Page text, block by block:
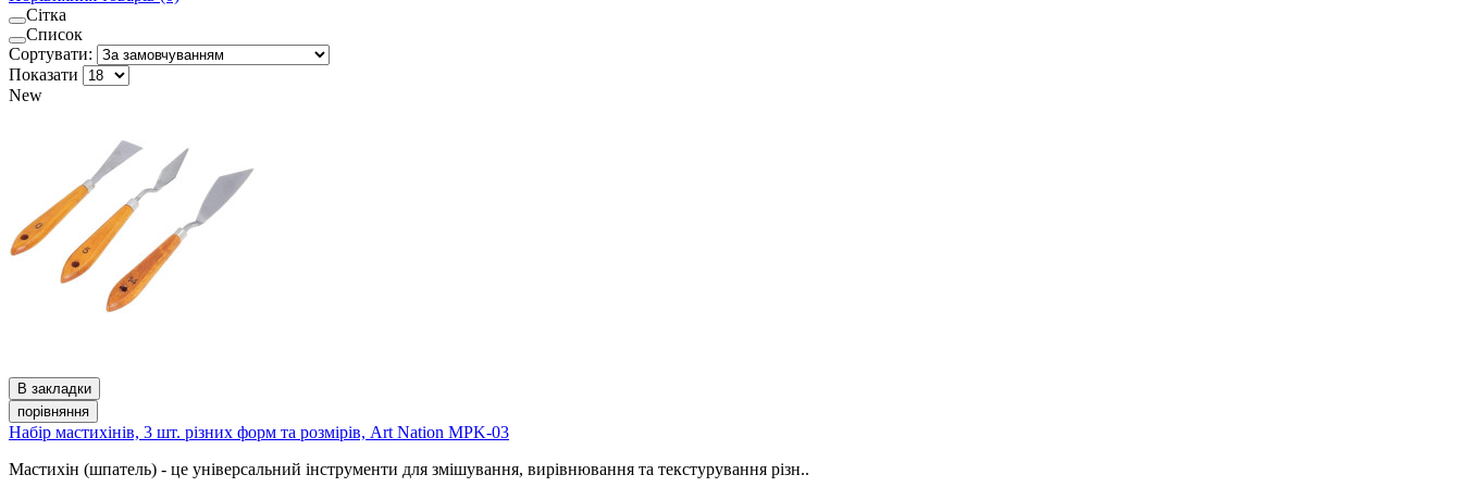
Сітка
Список
Сортувати:
Показати
New
В закладки
порівняння
Набір мастихінів, 3 шт. різних форм та розмірів, Art Nation MPK-03
Мастихін (шпатель) - це універсальний інструменти для змішування, вирівнювання та текстурування різн..